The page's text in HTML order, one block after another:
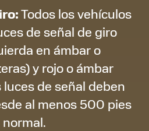
Todos los vehículos
de señal de giro
en ámbar o
y rojo o ámbar
luces de señal deben
al menos 500 pies
normal.